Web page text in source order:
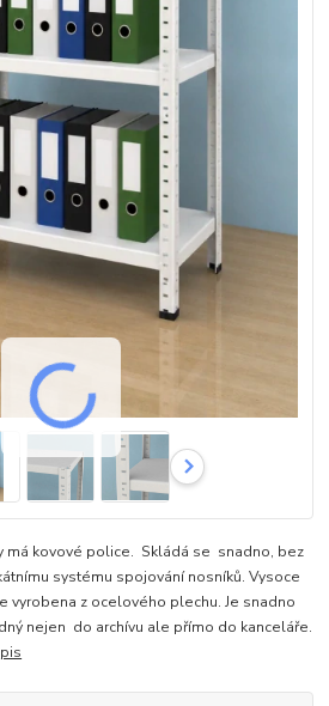
má kovové police. Skládá se snadno, bez
systému spojování nosníků. Vysoce
vyrobena z ocelového plechu. Je snadno
nejen do archívu ale přímo do kanceláře.